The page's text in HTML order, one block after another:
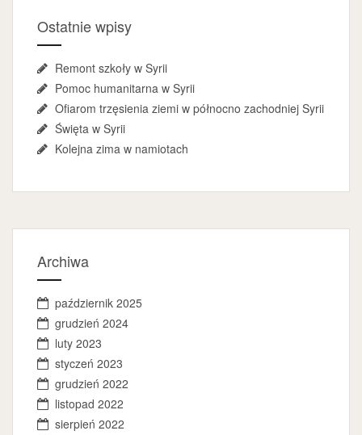
Ostatnie wpisy
Remont szkoły w Syrii
Pomoc humanitarna w Syrii
Ofiarom trzęsienia ziemi w północno zachodniej Syrii
Święta w Syrii
Kolejna zima w namiotach
Archiwa
październik 2025
grudzień 2024
luty 2023
styczeń 2023
grudzień 2022
listopad 2022
sierpień 2022